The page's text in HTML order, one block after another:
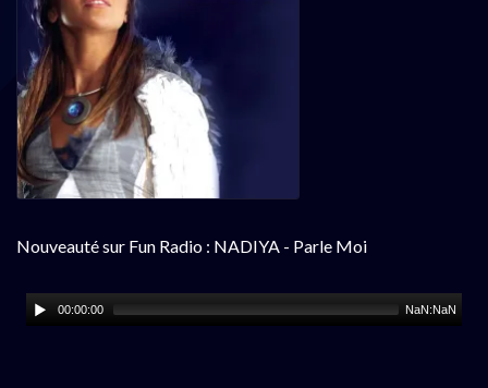
Nouveauté sur Fun Radio : NADIYA - Parle Moi
00:00:00 NaN:NaN